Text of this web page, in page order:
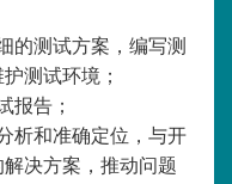
的测试方案，编写测
测试环境；
报告；
析和准确定位，与开
决方案，推动问题